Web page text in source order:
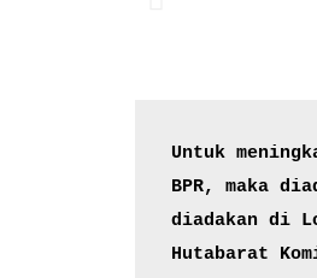
Untuk
BPR, maka
diadakan di
Hutabarat